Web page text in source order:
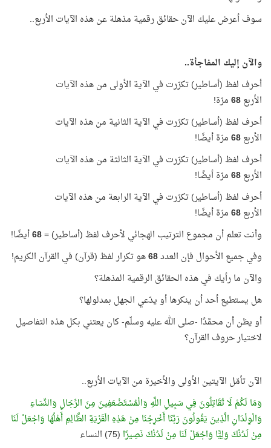
سوف أعرض عليك الآن حقائق رقمية مذهلة عن هذه الآيات الأربع..
والآن إليك المفاجأة..
أحرف لفظ (أساطير) تكرّرت في الآية الأولى من هذه الآيات
الأربع68مرّة!
أحرف لفظ (أساطير) تكرّرت في الآية الثانية من هذه الآيات
الأربع68مرّة أيضًا!
أحرف لفظ (أساطير) تكرّرت في الآية الثالثة من هذه الآيات
الأربع68مرّة أيضًا!
أحرف لفظ (أساطير) تكرّرت في الآية الرابعة من هذه الآيات
الأربع68مرّة أيضًا!
وأنت تعلم أن مجموع الترتيب الهجائي لأحرف لفظ (أساطير) =68أيضًا!
وفي جميع الأحوال فإن العدد68هو تكرار لفظ (قرآن) في القرآن الكريم!
والآن ما رأيك في هذه الحقائق الرقمية المذهلة؟
هل يستطيع أحد أن ينكرها أو يدّعي الجهل بمدلولها؟
أو يظن أن محمَّدًا -صلى الله عليه وسلّم- كان يعتني بكل هذه التفاصيل
لاختيار حروف القرآن؟
الآن تأمّل الآيتين الأولى والأخيرة من الآيات الأربع..
وَمَا لَكُمْ لَا تُقَاتِلُونَ فِي سَبِيلِ اللَّهِ وَالْمُسْتَضْعَفِينَ مِنَ الرِّجَالِ وَالنِّسَاءِ
وَالْوِلْدَانِ الَّذِينَ يَقُولُونَ رَبَّنَا أَخْرِجْنَا مِنْ هَذِهِ الْقَرْيَةِ الظَّالِمِ أَهْلُهَا وَاجْعَلْ لَنَا
مِنْ لَدُنْكَ وَلِيًّا وَاجْعَلْ لَنَا مِنْ لَدُنْكَ نَصِيرًا (75) النساء